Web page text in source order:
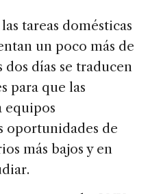
tareas domésticas
un poco más de
dos días se traducen
para que las
equipos
oportunidades de
más bajos y en